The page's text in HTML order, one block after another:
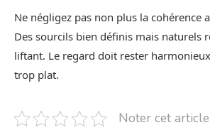
Ne négligez pas non plus la cohérence
Des sourcils bien définis mais naturels
liftant. Le regard doit rester
trop plat.
Noter cet article